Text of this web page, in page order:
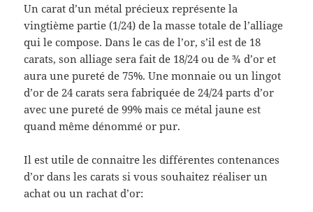
Un carat d’un métal précieux représente la
vingtième partie (1/24) de la masse totale de l’alliage
qui le compose. Dans le cas de l’or, s’il est de 18
carats, son alliage sera fait de 18/24 ou de ¾ d’or et
aura une pureté de 75%. Une monnaie ou un lingot
d’or de 24 carats sera fabriquée de 24/24 parts d’or
avec une pureté de 99% mais ce métal jaune est
quand même dénommé or pur.
Il est utile de connaitre les différentes contenances
d’or dans les carats si vous souhaitez réaliser un
achat ou un rachat d’or: